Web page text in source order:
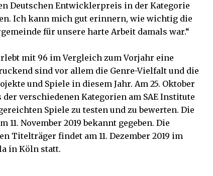
Deutschen Entwicklerpreis in der Kategorie
Ich kann mich gut erinnern, wie wichtig die
für unsere harte Arbeit damals war.“
mit 96 im Vergleich zum Vorjahr eine
sind vor allem die Genre-Vielfalt und die
und Spiele in diesem Jahr. Am 25. Oktober
der verschiedenen Kategorien am SAE Institute
Spiele zu testen und zu bewerten. Die
November 2019 bekannt gegeben. Die
Titelträger findet am 11. Dezember 2019 im
in Köln statt.